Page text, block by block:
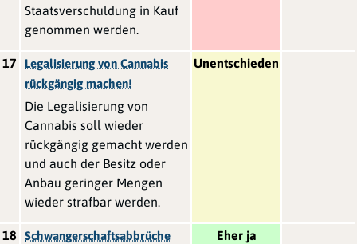
Staatsverschuldung in Kauf
genommen werden.
17
Legalisierung von Cannabis
rückgängig machen!
Die Legalisierung von
Cannabis soll wieder
rückgängig gemacht werden
und auch der Besitz oder
Anbau geringer Mengen
wieder strafbar werden.
Unentschieden
18
Schwangerschaftsabbrüche
Eher ja